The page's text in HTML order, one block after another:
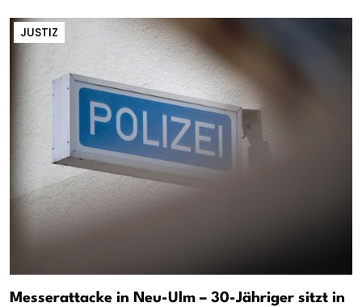
JUSTIZ
Messerattacke in Neu-Ulm – 30-Jähriger sitzt in